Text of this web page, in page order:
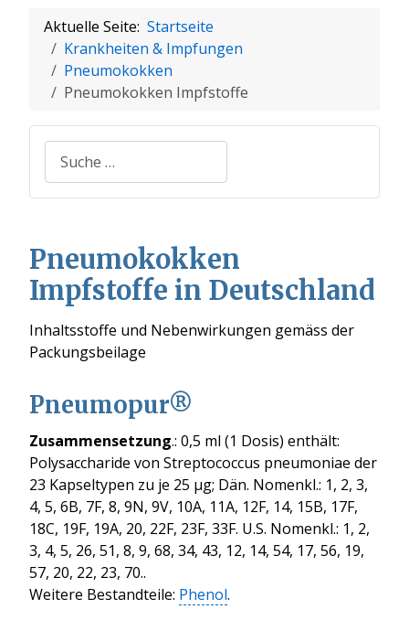
Aktuelle Seite: Startseite
Krankheiten & Impfungen
Pneumokokken
Pneumokokken Impfstoffe
Suchen
Pneumokokken
Impfstoffe in Deutschland
Inhaltsstoffe und Nebenwirkungen gemäss der
Packungsbeilage
Pneumopur®
Zusammensetzung.: 0,5 ml (1 Dosis) enthält:
Polysaccharide von Streptococcus pneumoniae der
23 Kapseltypen zu je 25 μg; Dän. Nomenkl.: 1, 2, 3,
4, 5, 6B, 7F, 8, 9N, 9V, 10A, 11A, 12F, 14, 15B, 17F,
18C, 19F, 19A, 20, 22F, 23F, 33F. U.S. Nomenkl.: 1, 2,
3, 4, 5, 26, 51, 8, 9, 68, 34, 43, 12, 14, 54, 17, 56, 19,
57, 20, 22, 23, 70..
Weitere Bestandteile: Phenol.